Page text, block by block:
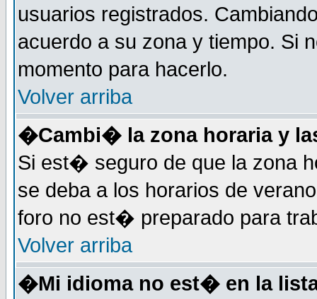
usuarios registrados.
acuerdo a su zona y tiempo. Si
momento para hacerlo.
Volver arriba
�Cambi� la zona horaria y
Si est� seguro de que la zona
se deba a los horarios de
foro no est� preparado para
Volver arriba
�Mi idioma no est� en la